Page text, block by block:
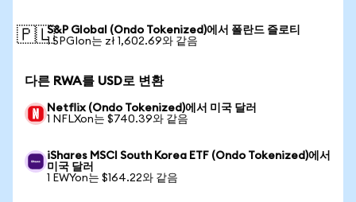
🇵🇱S&P Global (Ondo Tokenized)에서 폴란드 즐로티
1 SPGIon는 zł 1,602.69와 같음
다른 RWA를 USD로 변환
Netflix (Ondo Tokenized)에서 미국 달러
1 NFLXon는 $740.39와 같음
iShares MSCI South Korea ETF (Ondo Tokenized)에서
미국 달러
1 EWYon는 $164.22와 같음